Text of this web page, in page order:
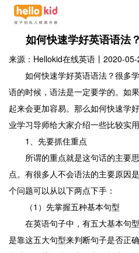
如何快速学好英语语法
来源：Hellokid在线英语 丨 2020-
如何快速学好英语语法？很多
语的时候，语法是一定要学的。如
起来会更加容易。那么如何快速学
业学习导师给大家介绍一些比较实用
1、先要抓住重点
所谓的重点就是这句话的主要思
点。有很多人不会语法的主要原因
个问题可以从以下两点下手：
（1）先掌握五种基本句型
在英语句子中，有五大基本句
是靠这五大句型来判断句子是否正